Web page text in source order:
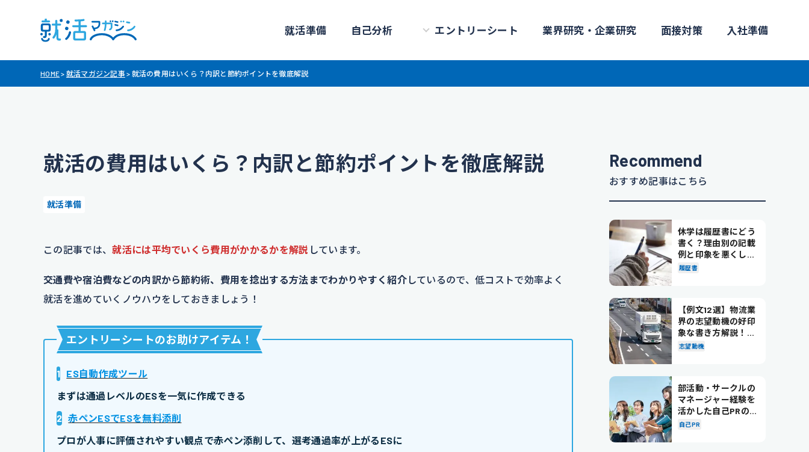
就活準備 自己分析 エントリーシート 業界研究・企業研究 面接対策 入社準備
HOME> 就活マガジン記事 > 就活の費用はいくら？内訳と節約ポイントを徹底解説
就活の費用はいくら？内訳と節約ポイントを徹底解説
就活準備
この記事では、就活には平均でいくら費用がかかるかを解説 しています。
交通費や宿泊費などの内訳から節約術、費用を捻出する方法までわかりやすく紹介しているので、低コストで効率よく
就活を進めていくノウハウをしておきましょう！
エントリーシートのお助けアイテム ！
1 ES自動作成ツール
まずは通過レベルのESを一気に作成できる
2 赤ペンESでESを無料添削
プロが人事に評価されやすい観点で赤ペン添削して、選考通過率が上がるESに
Recommend
おすすめ記事はこちら
休学は履歴書にどう
書く？理由別の記載
例と印象を悪くしな
い書き方を解説
履歴書
【例文12選】物流業
界の志望動機の好印
象な書き方解説！パ
ターン別の例文も紹
志望動機
部活動・サークルの
マネージャー経験を
活かした自己PRの書
き方を徹底解説！
自己PR